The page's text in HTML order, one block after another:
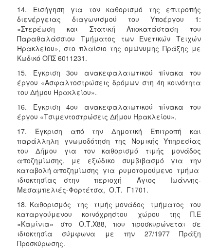
14. Εισήγηση για τον καθορισμό της επιτροπής
διενέργειας διαγωνισμού του Υποέργου 1:
«Στερέωση και Στατική Αποκατάσταση του
Παραθαλάσσιου Τμήματος των Ενετικών Τειχών
Ηρακλείου», στο πλαίσιο της ομώνυμης Πράξης με
Κωδικό ΟΠΣ 6011231.
15. Έγκριση 3ου ανακεφαλαιωτικού πίνακα του
έργου «Ασφαλτοστρώσεις δρόμων στη 4η κοινότητα
του Δήμου Ηρακλείου».
16. Έγκριση 4ου ανακεφαλαιωτικού πίνακα του
έργου «Τσιμεντοστρώσεις Δήμου Ηρακλείου».
17. Έγκριση από την Δημοτική Επιτροπή και
παράλληλη γνωμοδότηση της Νομικής Υπηρεσίας
του Δήμου για τον καθορισμό τιμής μονάδος
αποζημίωσης, με εξώδικο συμβιβασμό για την
καταβολή αποζημίωσης για ρυμοτομούμενο τμήμα
ιδιοκτησίας στην περιοχή Άγιος Ιωάννης-
Μεσαμπελιές-Φορτέτσα, Ο.Τ. Γ1701.
18. Καθορισμός της τιμής μονάδος τμήματος του
καταργούμενου κοινόχρηστου χώρου της Π.Ε
«Καμίνια» στο Ο.Τ.Χ88, που προσκυρώνεται σε
ιδιοκτησία σύμφωνα με την 27/1977 Πράξη
Προσκύρωσης.